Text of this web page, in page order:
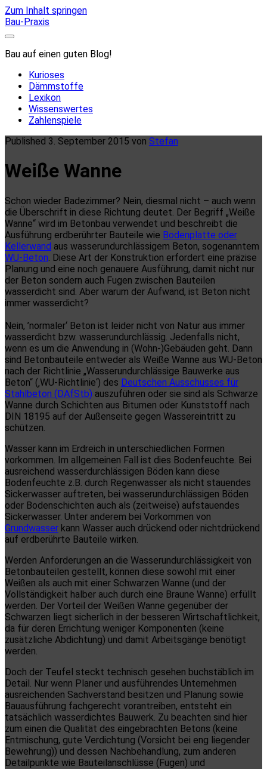
Zum Inhalt springen
Bau-Praxis
Bau auf einen guten Blog!
Kurioses
Dämmstoffe
Lexikon
Wissenswertes
Zahlenspiele
Published 3. September 2015 von Stefan
Weiße Wanne
Schon wieder Badezimmer? Nein, diesmal nicht – auch wenn
die Überschrift in diese Richtung deutet. Der Begriff „Weiße
Wanne“ wird im Betonbau verwendet und beschreibt die
Ausführung erdberührter Bauteile wie Bodenplatte oder
Kellerwand aus wasserundurchlässigem Beton, sogenanntem
WU-Beton. Diese Art der Konstruktion erfordert eine präzise
Planung und eine noch genauere Ausführung, damit nicht nur
der Beton sondern auch Fugen zwischen Bauteilen
wasserdicht sind. Aber warum der Aufwand, ist Beton nicht
immer wasserdicht?
Nein, ’normaler‘ Beton ist leider nicht von Natur aus immer
wasserdicht bzw. wasserundurchlässig. Jedenfalls nicht,
wenn es um die Anwendung in (Wohn-)Gebäuden geht. Dann
sind Betonbauteile entweder als Weiße Wanne aus WU-Beton
nach der Richtlinie „Wasserundurchlässige Bauwerke aus
Beton“ (‚WU-Richtlinie‘) des Deutschen Ausschusses für
Stahlbeton (DAfStb) auszuführen oder sie sind als Schwarze
Wanne durch Schichten aus Bitumen oder Kunststoff nach
DIN 18195 auf der Außenseite gegen Wassereintritt zu
schützen.
Wasser kann im Erdreich in unterschiedlichen Formen
vorkommen. Im allgemeinen Fall ist dies Bodenfeuchte. Bei
ausreichend wasserdurchlässigen Böden kann diese
Bodenfeuchte z.B. durch Regenwasser als nicht stauendes
Sickerwasser auftreten, bei wasserundurchlässigen Böden
oder Bodenschichten auch als (zeitweise) aufstauendes
Sickerwasser. Unter anderem bei Vorkommen von
Grundwasser kann Wasser auch drückend oder nichtdrückend
auf erdberührte Bauteile wirken.
Werden Anforderungen an die Wasserundurchlässigkeit von
Betonbauteilen gestellt, können diese sowohl mit einer
Weißen als auch mit einer Schwarzen Wanne (und der
Vollständigkeit halber auch durch eine Braune Wanne) erfüllt
werden. Der Vorteil der Weißen Wanne gegenüber der
Schwarzen liegt sicherlich in der besseren Wirtschaftlichkeit,
da für deren Errichtung weniger Komponenten (keine
zusätzliche Abdichtung) und damit Arbeitsgänge benötigt
werden.
Doch der Teufel steckt technisch gesehen buchstäblich im
Detail. Nur wenn Planer und ausführendes Unternehmen
ausreichenden Sachverstand besitzen und Planung sowie
Bauausführung fachgerecht vorantreiben, entsteht ein
tatsächlich wasserdichtes Bauwerk. Zu beachten sind hier
zum einen die Qualität des eingebrachten Betons (keine
Entmischung, gute Verdichtung (Vorsicht bei eng liegender
Bewehrung)) und dessen Nachbehandlung, zum anderen
Detailpunkte wie Bauteilanschlüsse (Fugen) und